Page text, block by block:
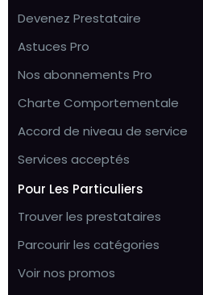
Devenez Prestataire
Astuces Pro
Nos abonnements Pro
Charte Comportementale
Accord de niveau de service
Services acceptés
Pour Les Particuliers
Trouver les prestataires
Parcourir les catégories
Voir nos promos